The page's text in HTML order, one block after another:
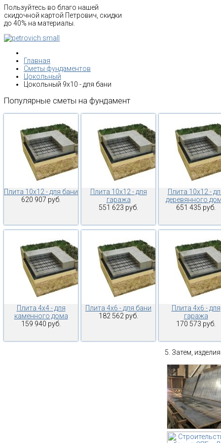
Пользуйтесь во благо нашей
скидочной картой Петрович, скидки
до 40% на материалы.
Главная
Сметы фундаментов
Цокольный
Цокольный 9х10 - для бани
Популярные сметы на фундамент
Плита 10х12 - для бани
620 907 руб.
Плита 10х12 - для
гаража
551 623 руб.
Плита 10х12 -
деревянного
651 435 руб.
Плита 4х4 - для
каменного дома
159 940 руб.
Плита 4х6 - для бани
182 562 руб.
Плита 4х6 - для
гаража
170 573 руб.
Затем,